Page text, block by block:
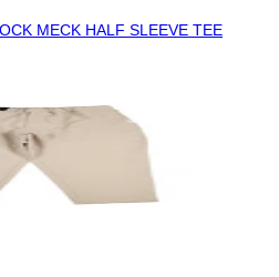
MECK HALF SLEEVE TEE